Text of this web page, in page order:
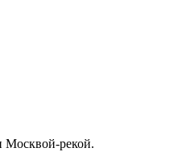
Москвой-рекой.